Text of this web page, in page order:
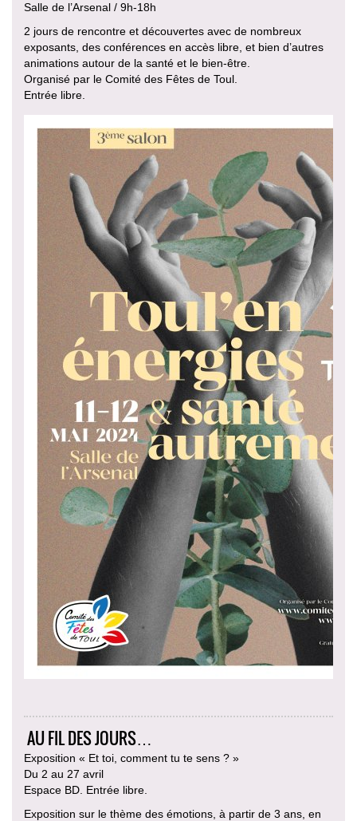
Salle de l’Arsenal / 9h-18h
2 jours de rencontre et découvertes avec de nombreux
exposants, des conférences en accès libre, et bien d’autres
animations autour de la santé et le bien-être.
Organisé par le Comité des Fêtes de Toul.
Entrée libre.
AU FIL DES JOURS…
Exposition « Et toi, comment tu te sens ? »
Du 2 au 27 avril
Espace BD. Entrée libre.
Exposition sur le thème des émotions, à partir de 3 ans, en